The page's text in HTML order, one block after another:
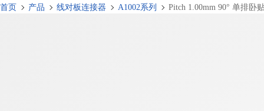
首页 产品 线对板连接器 A1002系列 Pitch 1.00mm 90° 单排卧